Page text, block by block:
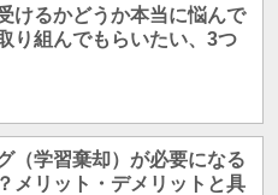
けるかどうか本当に悩んで
り組んでもらいたい、3つ
（学習棄却）が必要になる
メリット・デメリットと具